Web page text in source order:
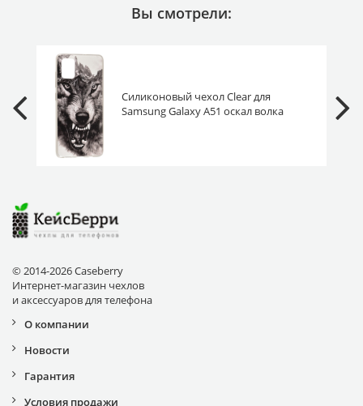
Вы смотрели:
Силиконовый чехол Clear для
Samsung Galaxy A51 оскал волка
© 2014-2026 Caseberry
Интернет-магазин чехлов
и аксессуаров для телефона
О компании
Новости
Гарантия
Условия продажи